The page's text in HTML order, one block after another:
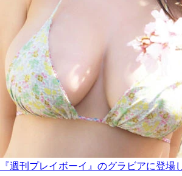
『週刊プレイボーイ』のグラビアに登場